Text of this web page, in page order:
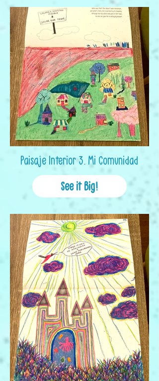
Paisaje Interior 3. Mi Comunidad
See it Big!